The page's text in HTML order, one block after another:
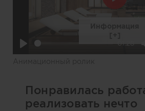
Play
01:28
Play
Понравилась
реализовать нечто